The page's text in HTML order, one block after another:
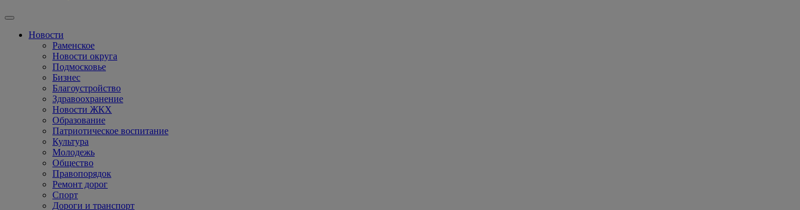
Новости
Раменское
Новости округа
Подмосковье
Бизнес
Благоустройство
Здравоохранение
Новости ЖКХ
Образование
Патриотическое воспитание
Культура
Молодежь
Общество
Правопорядок
Ремонт дорог
Спорт
Дороги и транспорт